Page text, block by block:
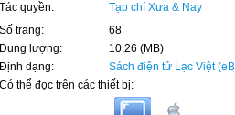
Tác quyền:
Tạp chí Xưa & Nay
Số trang:
68
Dung lượng:
10,26 (MB)
Định dạng:
Sách điện tử Lạc Việt
Có thể đọc trên các thiết bị: